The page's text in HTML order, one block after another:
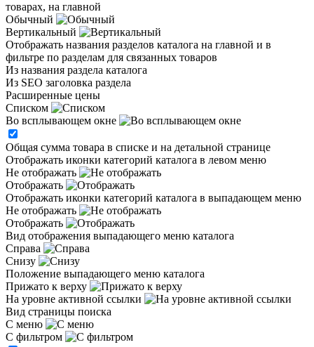
товарах, на главной
Обычный
Вертикальный
Отображать названия разделов каталога на главной и в
фильтре по разделам для связанных товаров
Из названия раздела каталога
Из SEO заголовка раздела
Расширенные цены
Списком
Во всплывающем окне
Общая сумма товара в списке и на детальной странице
Отображать иконки категорий каталога в левом меню
Не отображать
Отображать
Отображать иконки категорий каталога в выпадающем меню
Не отображать
Отображать
Вид отображения выпадающего меню каталога
Справа
Снизу
Положение выпадающего меню каталога
Прижато к верху
На уровне активной ссылки
Вид страницы поиска
С меню
С фильтром